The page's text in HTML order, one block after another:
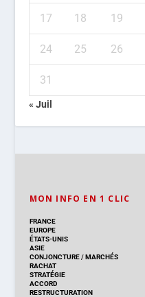
17 18 19
24 25 26
31
« Juil
MON INFO EN 1 CLIC
FRANCE
EUROPE
ÉTATS-UNIS
ASIE
CONJONCTURE/MARCHÉS
RACHAT
STRATÉGIE
ACCORD
RESTRUCTURATION